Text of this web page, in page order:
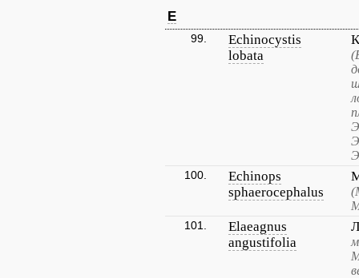
E
99.
Echinocystis
lobata
100.
Echinops
sphaerocephalus
101.
Elaeagnus
angustifolia